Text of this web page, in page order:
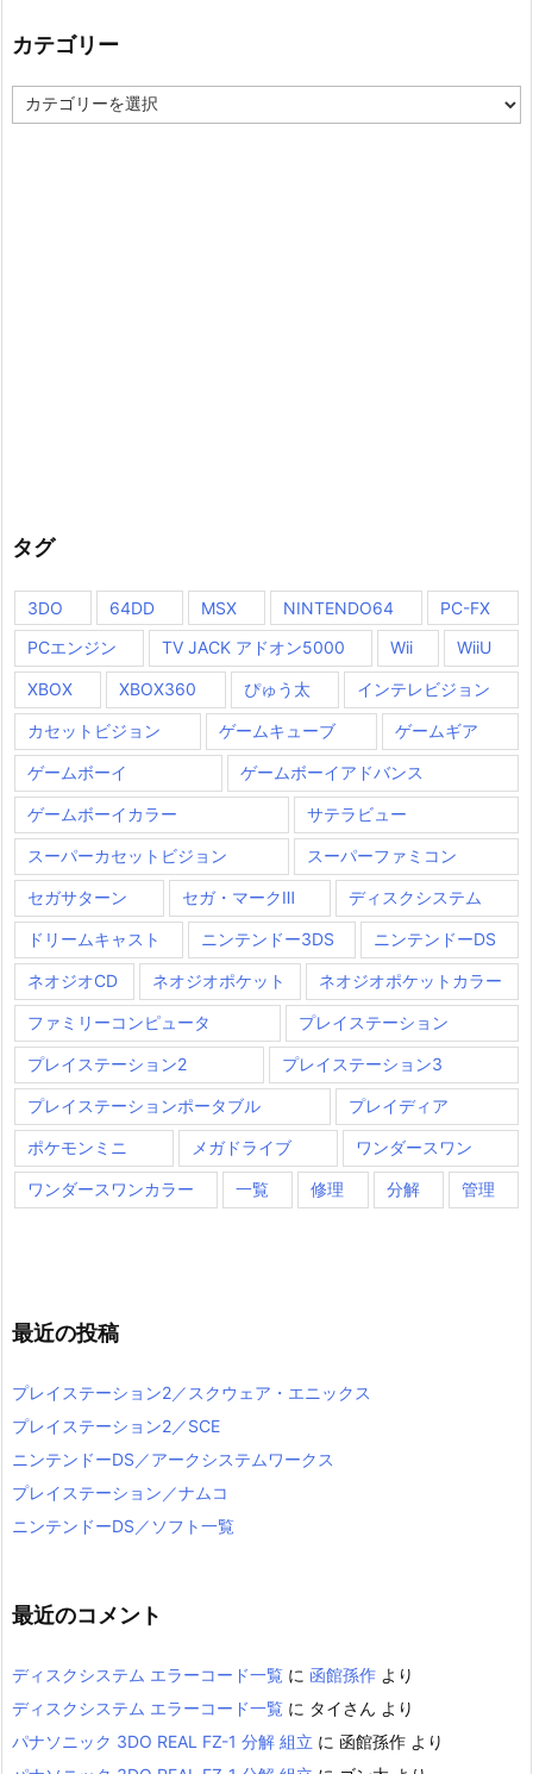
カテゴリー
テ
タグ
3DO 64DD MSX NINTENDO64
PC-FX
PCエンジン
TV JACK アドオン5000 Wii WiiU
XBOX XBOX360 ぴゅう太 インテレビジョン
カセットビジョン ゲームキューブ ゲームギア
ゲームボーイ ゲームボーイアドバンス
ゲームボーイカラー サテラビュー
スーパーカセットビジョン スーパーファミコン
セガサターン セガ・マークⅢ ディスクシステム
ドリームキャスト ニンテンドー3DS ニンテンドーDS
ネオジオCD ネオジオポケット ネオジオポケットカラー
ファミリーコンピュータ プレイステーション
プレイステーション2 プレイステーション3
プレイステーションポータブル プレイディア
ポケモンミニ メガドライブ ワンダースワン
ワンダースワンカラー 一覧 修理 分解 管理
最近の投稿
プレイステーション2／スクウェア・エニックス
プレイステーション2／SCE
ニンテンドーDS／アークシステムワークス
プレイステーション／ナムコ
ニンテンドーDS／ソフト一覧
最近のコメント
ディスクシステム エラーコード一覧 に 函館孫作 より
ディスクシステム エラーコード一覧 に タイさん より
パナソニック 3DO REAL FZ-1 分解 組立 に 函館孫作 より